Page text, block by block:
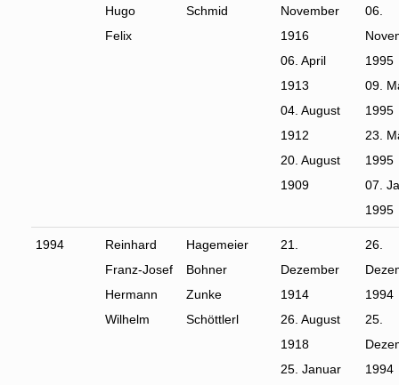
Hugo
Felix
Schmid
November
1916
06. April
1913
04. August
1912
20. August
1909
06.
1995
09.
1995
23.
1995
07.
1995
1994
Reinhard
Franz-Josef
Hermann
Wilhelm
Hagemeier
Bohner
Zunke
Schöttlerl
21.
Dezember
1914
26. August
1918
25. Januar
26.
1994
25.
1994